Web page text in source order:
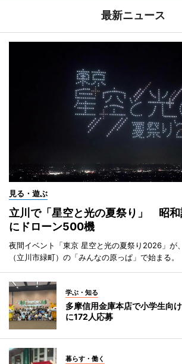
最新ニュース
見る・遊ぶ
立川で「星空と光の夏祭り」 昭和
にドローン500機
夜間イベント「東京 星空と光の夏祭り2026」が
（立川市緑町）の「みんなの原っぱ」で始まる。
学ぶ・知る
多摩信用金庫本店で小学生向
に172人応募
暮らす・働く